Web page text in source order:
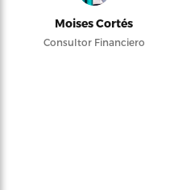
Moises Cortés
Consultor Financiero